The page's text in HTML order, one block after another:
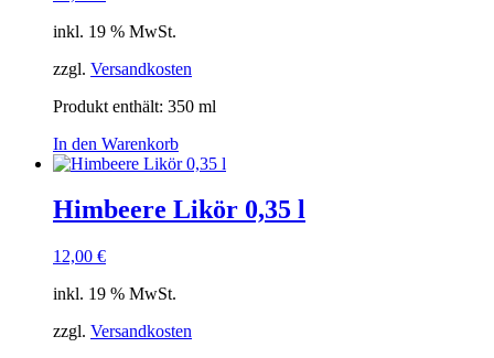
inkl. 19 % MwSt.
zzgl. Versandkosten
Produkt enthält: 350 ml
In den Warenkorb
Himbeere Likör 0,35 l
12,00 €
inkl. 19 % MwSt.
zzgl. Versandkosten